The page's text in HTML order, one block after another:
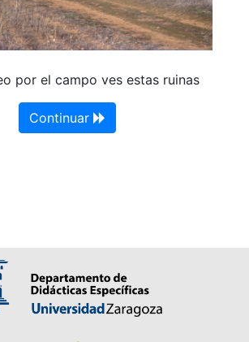
por el campo ves estas ruinas
Continuar